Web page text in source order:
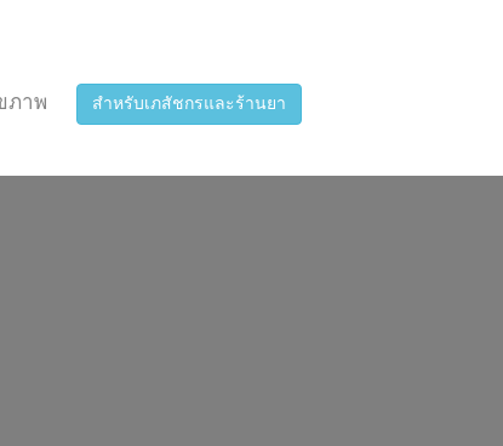
ภาพ สำหรับเภสัชกรและร้านยา